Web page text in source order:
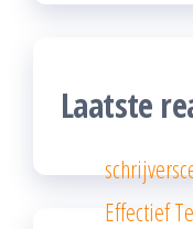
Laatste
Effectief